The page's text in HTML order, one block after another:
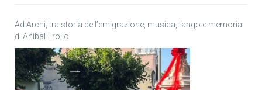
Ad Archi, tra storia dell’emigrazione, musica, tango e memoria
di Anìbal Troilo